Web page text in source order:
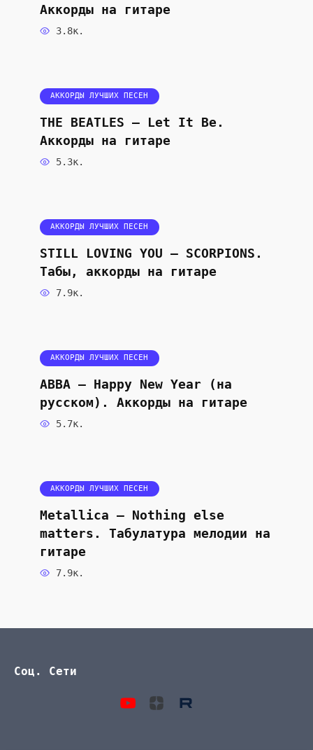
Аккорды на гитаре
3.8к.
АККОРДЫ ЛУЧШИХ ПЕСЕН
THE BEATLES — Let It Be.
Аккорды на гитаре
5.3к.
АККОРДЫ ЛУЧШИХ ПЕСЕН
STILL LOVING YOU — SCORPIONS.
Табы, аккорды на гитаре
7.9к.
АККОРДЫ ЛУЧШИХ ПЕСЕН
ABBA — Happy New Year (на
русском). Аккорды на гитаре
5.7к.
АККОРДЫ ЛУЧШИХ ПЕСЕН
Metallica — Nothing else
matters. Табулатура мелодии на
гитаре
7.9к.
Соц. Сети